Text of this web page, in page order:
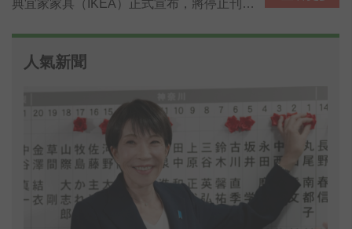
典宜家家具（IKEA）正式宣布，將停止刊印
將成為歷史上「最後一本目錄」。圖為2021
人氣新聞